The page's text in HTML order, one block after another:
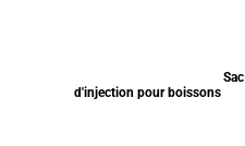
Sac
d'injection pour boissons